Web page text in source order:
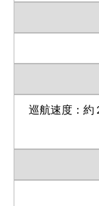
巡航速度：